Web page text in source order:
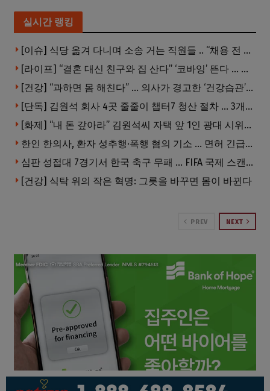
실시간 랭킹
[이슈] 식당 옮겨 다니며 소송 거는 직원들 .. “채용 전 반드시 확인해야”
[라이프] “결혼 대신 친구와 집 산다” ‘코바잉’ 뜬다 … 내 집 마련 공식 바뀌었다
[건강] “과하면 몸 해친다” … 의사가 경고한 ‘건강습관’ 5가지
[단독] 김원석 회사 4곳 줄줄이 챕터7 청산 절차 … 3개 법인 같은 날 동시 파산 신청
[화제] “내 돈 갚아라” 김원석씨 자택 앞 1인 광대 시위 … 한인 투자사, “108만 달러 못받아”
한인 한의사, 환자 성추행·폭행 혐의 기소 … 면허 긴급정지
심판 성접대 7경기서 한국 축구 무패 … FIFA 국제 스캔들 번지나
[건강] 식탁 위의 작은 혁명: 그릇을 바꾸면 몸이 바뀐다
PREV NEXT